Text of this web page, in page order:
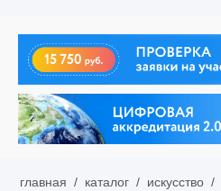
главная / каталог / искусство /